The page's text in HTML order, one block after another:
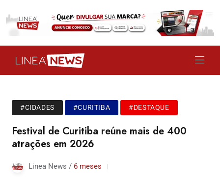
#CIDADES #CURITIBA #DESTAQUE
Festival de Curitiba reúne mais de 400
atrações em 2026
Linea News / 6 meses